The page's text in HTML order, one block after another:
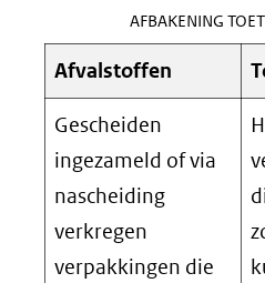
AFBAKENING
Afvalstoffen
Gescheiden
ingezameld of via
nascheiding
verkregen
verpakkingen die